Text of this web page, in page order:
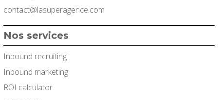
contact@lasuperagence.com
Nos services
Inbound recruiting
Inbound marketing
ROI calculator